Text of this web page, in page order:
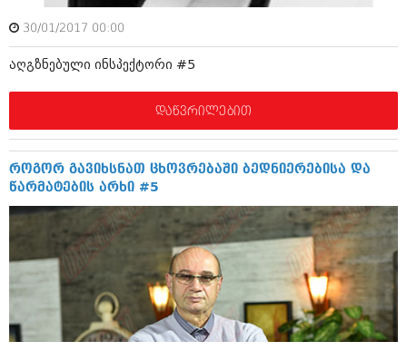
პოლიტიკა
ინტერვიუები
საზოგადოება
მოდი, ვილაპარაკოთ
რელიგია
მედიცინა
კადრს მიღმა
საზოგადოება
მოდი, ვილაპარაკოთ
მედიცინა
სპორტი
კადრს მიღმა
კულინარია
ავტორჩევები
ბელადები
30/01/2017 00:00
აღგზნებული ინსპექტორი #5
დაწვრილებით
როგორ გავიხსნათ ცხოვრებაში ბედნიერებისა და
წარმატების არხი #5